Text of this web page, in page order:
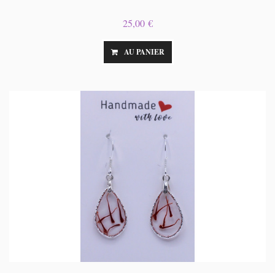
25,00 €
AU PANIER